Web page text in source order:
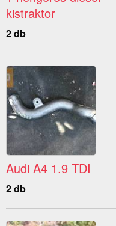
kistraktor
2 db
Audi A4 1.9 TDI
2 db